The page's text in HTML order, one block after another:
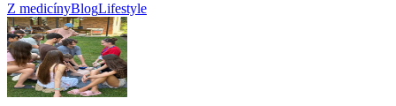
Z medicínyBlogLifestyle